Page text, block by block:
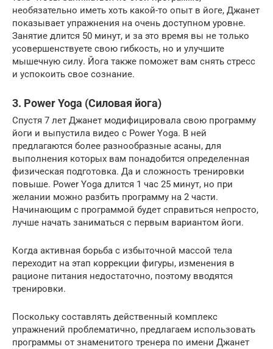
необязательно иметь хоть какой-то опыт в йоге, Джанет
показывает упражнения на очень доступном уровне.
Занятие длится 50 минут, и за это время вы не только
усовершенствуете свою гибкость, но и улучшите
мышечную силу. Йога также поможет вам снять стресс
и успокоить свое сознание.
3. Power Yoga (Силовая йога)
Спустя 7 лет Джанет модифицировала свою программу
йоги и выпустила видео с Power Yoga. В ней
предлагаются более разнообразные асаны, для
выполнения которых вам понадобится определенная
физическая подготовка. Да и сложность тренировки
повыше. Power Yoga длится 1 час 25 минут, но при
желании можно разбить программу на 2 части.
Начинающим с программой будет справиться непросто,
лучше начать заниматься с первым вариантом йоги.
Когда активная борьба с избыточной массой тела
переходит на этап коррекции фигуры, изменения в
рационе питания недостаточно, поэтому вводятся
тренировки.
Поскольку составлять действенный комплекс
упражнений проблематично, предлагаем использовать
программы от знаменитого тренера по имени Джанет